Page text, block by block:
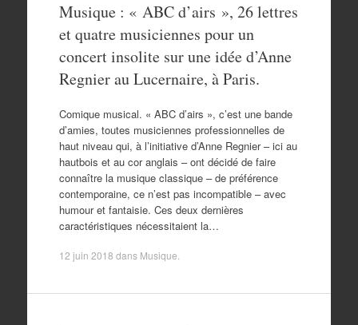
Musique : « ABC d’airs », 26 lettres
et quatre musiciennes pour un
concert insolite sur une idée d’Anne
Regnier au Lucernaire, à Paris.
Comique musical. « ABC d’airs », c’est une bande
d’amies, toutes musiciennes professionnelles de
haut niveau qui, à l’initiative d’Anne Regnier – ici au
hautbois et au cor anglais – ont décidé de faire
connaître la musique classique – de préférence
contemporaine, ce n’est pas incompatible – avec
humour et fantaisie. Ces deux dernières
caractéristiques nécessitaient la…
12 juin 2018 dans Musique